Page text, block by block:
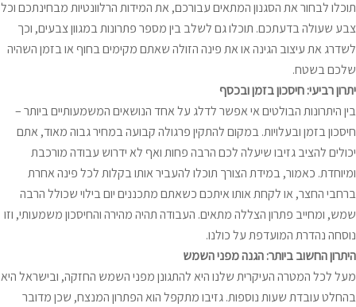
תוכלו לבחור את הסגנון המתאים עבורכם, את המידות הרלוונטיות מבחינתכם וכל
צבע שעולה בדעתכם. תוכלו גם לשלב בין מספר פתרונות במגוון צבעים, וכך
לשדרג את עיצוב הגינה או את פינה הזולה שאתם מקימים בחוף או בזמן השהיה
שלכם בשטח.
יתרון רביעי: חיסכון בזמן ובכסף
בין היתרונות הבולטים אי אפשר לדלג על אחד הנושאים המשמעותיים ביותר –
חיסכון בזמן ובעלויות. במקום להתקין פרגולה קבועה במחיר גבוה מאוד, אתם
יכולים להציב גזיבו שיעלה לכם הרבה פחות ואף לא ידרוש עבודה מורכבת
ומיוחדת. כאמור, במידת הצורך תוכלו להעביר אותו בקלות לכל פינה אחרת
ברחבי החצר, או לקחת אותו איתכם כשאתם מתכננים יום בילוי שכולל הרבה
שמש, ומחייב פתרון הצללה מתאים. העבודה תהיה מהירה והחיסכון משמעותי, וזו
נוסחה נהדרת המועדפת על כולנו.
היתרון החשוב ביותר: הגנה מפני השמש
מעל לכל המטרה העיקרית שלנו היא להתגונן מפני השמש החזקה, ובישראל היא
בהחלט עובדת שעות נוספות. גזיבו מתקפל הוא הפתרון המנצח, שכן מדובר